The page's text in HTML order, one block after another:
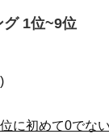
グ 1位~9位
に初めて0でな